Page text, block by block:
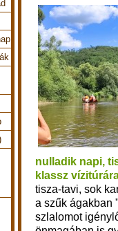
nulladik napi,
klassz
tisza-tavi, sok
a szűk ágakban
szlalomot